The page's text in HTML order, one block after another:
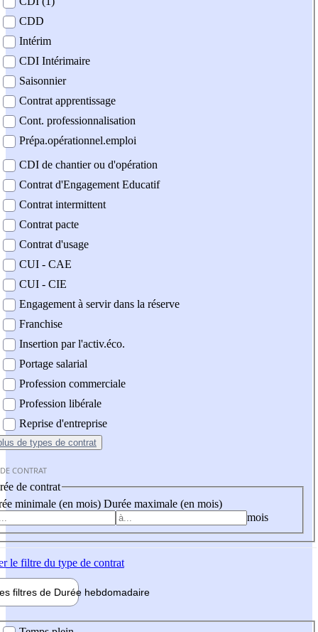
CDD
Intérim
CDI Intérimaire
Saisonnier
Contrat apprentissage
Cont. professionnalisation
Prépa.opérationnel.emploi
CDI de chantier ou d'opération
Contrat d'Engagement Educatif
Contrat intermittent
Contrat pacte
Contrat d'usage
CUI - CAE
CUI - CIE
Engagement à servir dans la réserve
Franchise
Insertion par l'activ.éco.
Portage salarial
Profession commerciale
Profession libérale
Reprise d'entreprise
de types de contrat
CONTRAT
de contrat
minimale (en mois) Durée maximale (en mois)
mois
le filtre du type de contrat
filtres de Durée hebdomadaire